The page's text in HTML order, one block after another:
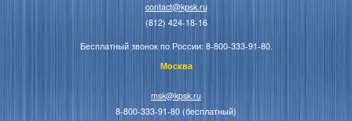
contact@kpsk.ru
(812) 424-18-16
Бесплатный звонок по России: 8-800-333-91-80.
Москва
msk@kpsk.ru
8-800-333-91-80 (бесплатный)